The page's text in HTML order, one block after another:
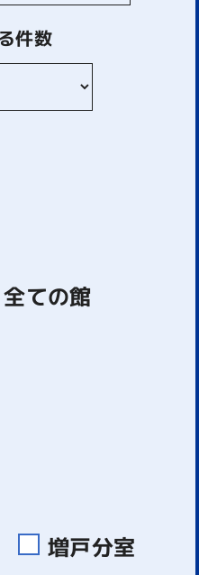
件数
全ての館
増戸分室